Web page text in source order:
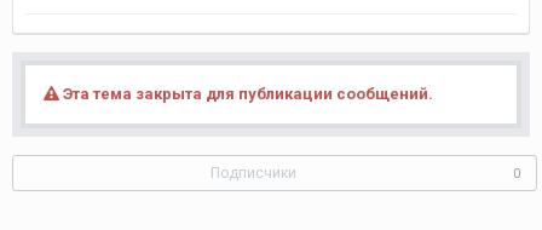
Эта тема закрыта для публикации сообщений.
Подписчики 0